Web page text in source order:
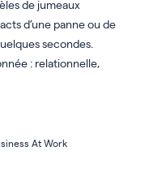
de jumeaux
d’une panne ou de
secondes.
: relationnelle,
At Work